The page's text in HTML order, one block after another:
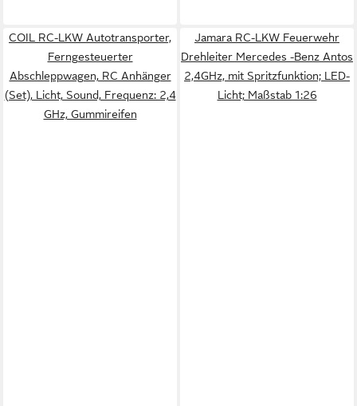
COIL RC-LKW Autotransporter,
Ferngesteuerter
Abschleppwagen, RC Anhänger
(Set), Licht, Sound, Frequenz: 2,4
GHz, Gummireifen
Jamara RC-LKW Feuerwehr
Drehleiter Mercedes -Benz Antos
2,4GHz, mit Spritzfunktion; LED-
Licht; Maßstab 1:26